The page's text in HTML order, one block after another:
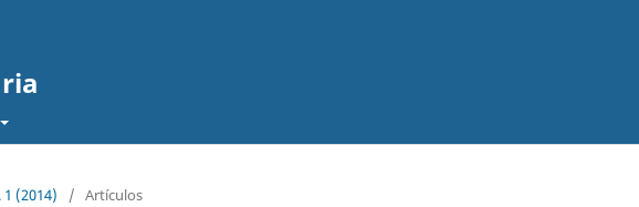
(2014) / Artículos